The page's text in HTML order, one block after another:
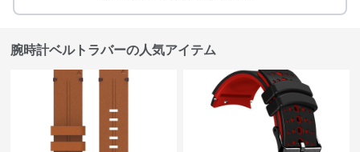
腕時計ベルトラバーの人気アイテム